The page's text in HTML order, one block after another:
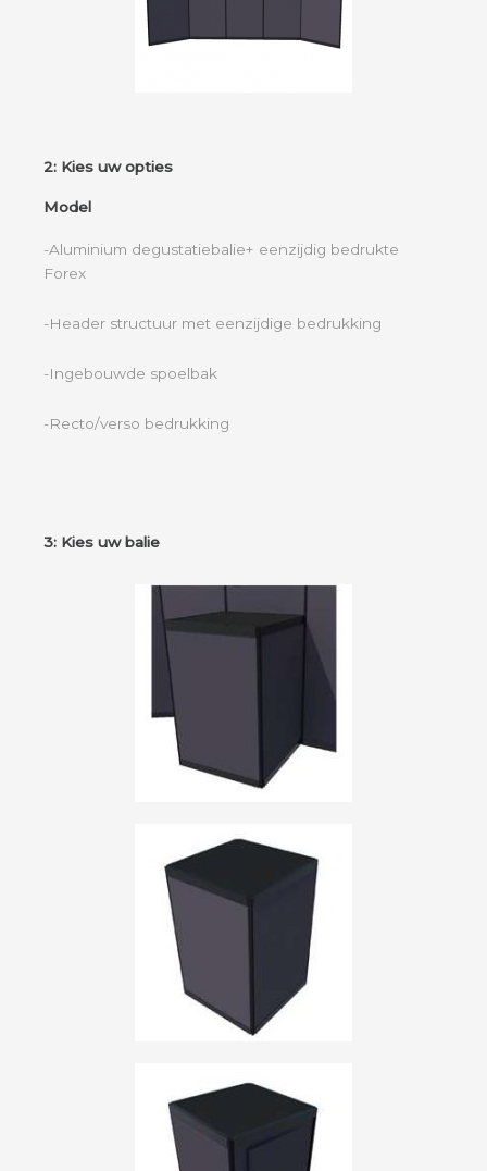
2: Kies uw opties
Model
-Aluminium degustatiebalie+ eenzijdig bedrukte
Forex
-Header structuur met eenzijdige bedrukking
-Ingebouwde spoelbak
-Recto/verso bedrukking
3: Kies uw balie